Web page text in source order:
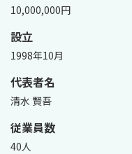
10,000,000円
設立
1998年10月
代表者名
清水 賢吾
従業員数
40人